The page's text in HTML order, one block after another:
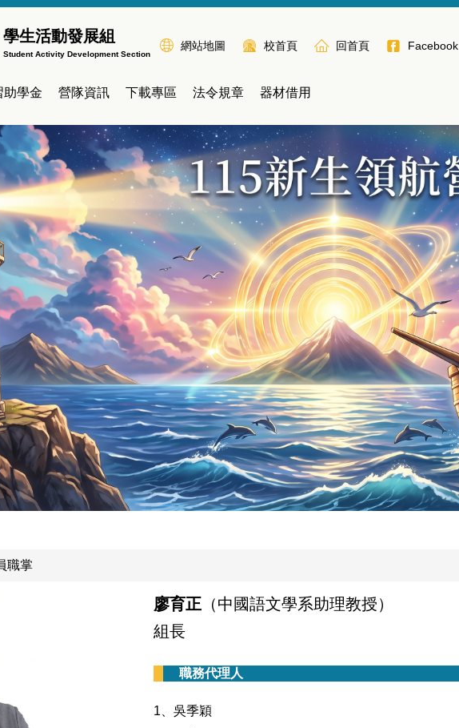
學生活動發展組
Student Activity Development Section
網站地圖 校首頁 回首頁 Facebook
助學金 營隊資訊 下載專區 法令規章 器材借用
職掌
廖育正 （中國語文學系助理教授）
組長
職務代理人
1、吳季穎